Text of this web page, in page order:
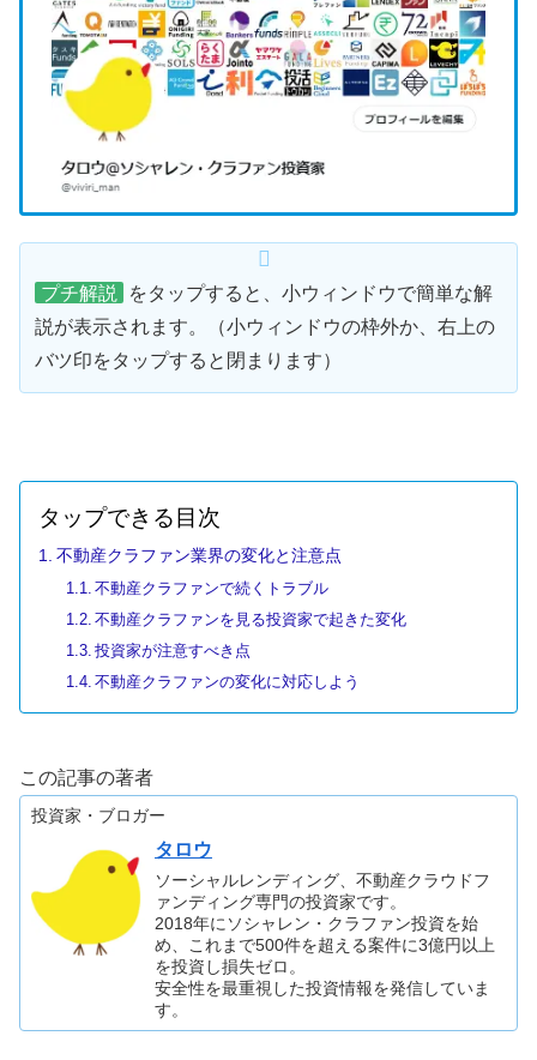
プチ解説
をタップすると、小ウィンドウで簡単な解
説が表示されます。（小ウィンドウの枠外か、右上の
バツ印をタップすると閉まります）
タップできる目次
不動産クラファン業界の変化と注意点
不動産クラファンで続くトラブル
不動産クラファンを見る投資家で起きた変化
投資家が注意すべき点
不動産クラファンの変化に対応しよう
この記事の著者
投資家・ブロガー
タロウ
ソーシャルレンディング、不動産クラウドフ
ァンディング専門の投資家です。
2018年にソシャレン・クラファン投資を始
め、これまで500件を超える案件に3億円以上
を投資し損失ゼロ。
安全性を最重視した投資情報を発信していま
す。